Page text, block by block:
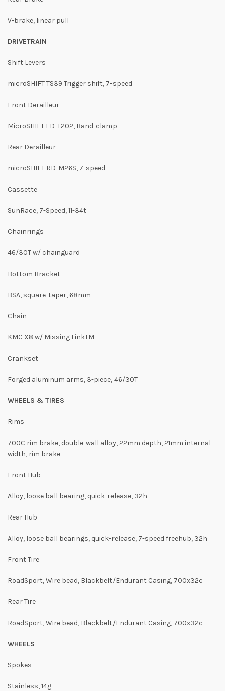
V-brake, linear pull
DRIVETRAIN
Shift Levers
microSHIFT TS39 Trigger shift, 7-speed
Front Derailleur
MicroSHIFT FD-T202, Band-clamp
Rear Derailleur
microSHIFT RD-M26S, 7-speed
Cassette
SunRace, 7-Speed, 11-34t
Chainrings
46/30T w/ chainguard
Bottom Bracket
BSA, square-taper, 68mm
Chain
KMC X8 w/ Missing LinkTM
Crankset
Forged aluminum arms, 3-piece, 46/30T
WHEELS & TIRES
Rims
700C rim brake, double-wall alloy, 22mm depth, 21mm internal
width, rim brake
Front Hub
Alloy, loose ball bearing, quick-release, 32h
Rear Hub
Alloy, loose ball bearings, quick-release, 7-speed freehub, 32h
Front Tire
RoadSport, Wire bead, Blackbelt/Endurant Casing, 700x32c
Rear Tire
RoadSport, Wire bead, Blackbelt/Endurant Casing, 700x32c
WHEELS
Spokes
Stainless, 14g